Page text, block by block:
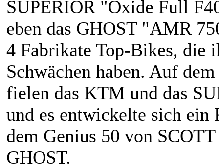
SUPERIOR "Oxide Full
eben das GHOST "AMR
4 Fabrikate Top-Bikes, die
Schwächen haben. Auf
fielen das KTM und das
und es entwickelte sich
dem Genius 50 von
GHOST.